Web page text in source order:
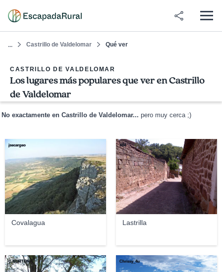
... Castrillo de Valdelomar Qué ver
CASTRILLO DE VALDELOMAR
Los lugares más populares que ver en Castrillo
de Valdelomar
No exactamente en Castrillo de Valdelomar... pero muy cerca ;)
Covalagua
jsecargeo
Lastrilla
X84
C.NORTON Chrissy_4u